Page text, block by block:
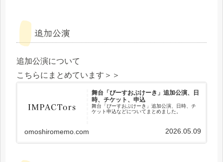
追加公演
追加公演について
こちらにまとめています＞＞
舞台「ぴーすおぶけーき」追加公演、日
時、チケット、申込
舞台「ぴーすおぶけーき」追加公演、日時、チ
ケット申込などについてまとめました。
omoshiromemo.com 2026.05.09